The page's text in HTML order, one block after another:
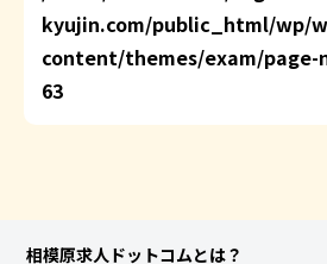
kyujin.com/public_html/wp/
content/themes/exam/page-
63
相模原求人ドットコムとは？